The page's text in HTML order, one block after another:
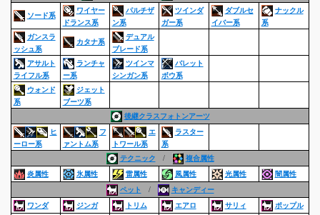
ソード系
ワイヤー
ドランス系
パルチザ
ン系
ツインダ
ガー系
ダブルセ
イバー系
ナックル
系
ガンスラ
ッシュ系
カタナ系
デュアル
ブレード系
アサルト
ライフル系
ランチャ
ー系
ツインマ
シンガン系
バレット
ボウ系
ウォンド
系
ジェット
ブーツ系
後継クラスフォトンアーツ
ヒ
ーロー系
フ
ァントム系
エ
トワール系
ラスター
系
テクニック /
複合属性
炎属性
氷属性 雷属性 風属性 光属性
闇属性
ペット /
キャンディー
ワンダ
ジンガ トリム エアロ サリィ
ポップル